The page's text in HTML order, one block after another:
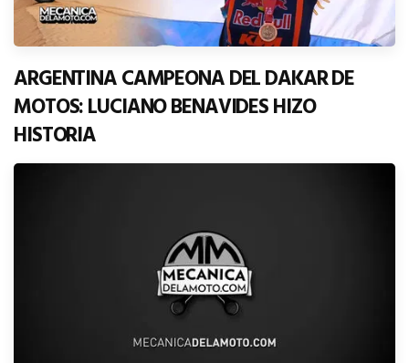
ARGENTINA CAMPEONA DEL DAKAR DE
MOTOS: LUCIANO BENAVIDES HIZO
HISTORIA